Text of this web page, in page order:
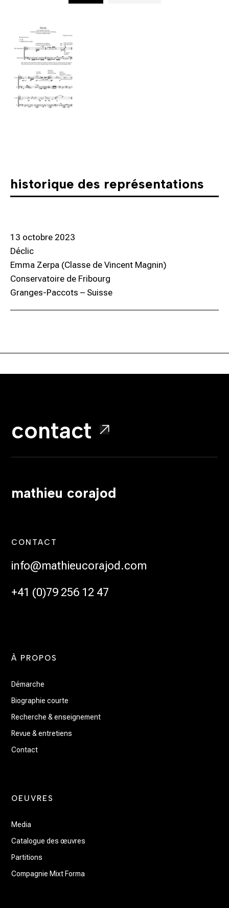
historique des représentations
13 octobre 2023
Déclic
Emma Zerpa (Classe de Vincent Magnin)
Conservatoire de Fribourg
Granges-Paccots – Suisse
contact
mathieu corajod
CONTACT
info@mathieucorajod.com
+41 (0)79 256 12 47
À PROPOS
Démarche
Biographie courte
Recherche & enseignement
Revue & entretiens
Contact
OEUVRES
Media
Catalogue des œuvres
Partitions
Compagnie Mixt Forma